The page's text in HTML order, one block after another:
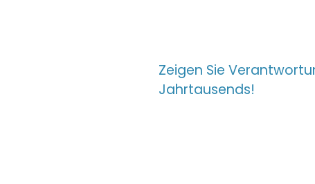
Zeigen Sie
Jahrtausends!